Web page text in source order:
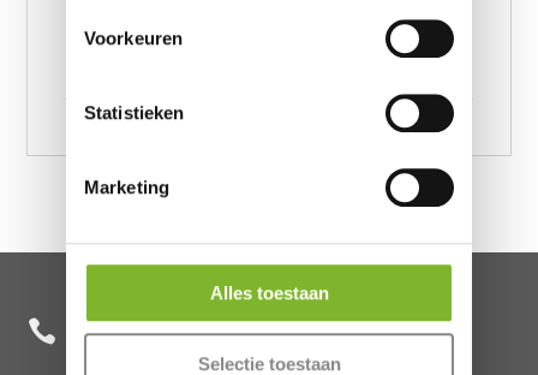
Voorkeuren
Statistieken
Marketing
Alles toestaan
Selectie toestaan
Crushed Velvet Cotton Bottle Green 140 x 220,
Crushed Velvet Cotton Bottle Green 200 x 220,
 +31 85 482 0020